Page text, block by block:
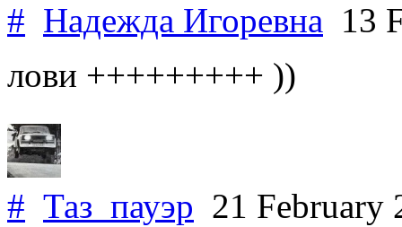
# Надежда Игоревна 13
лови +++++++++ ))
# Таз_пауэр 21 February